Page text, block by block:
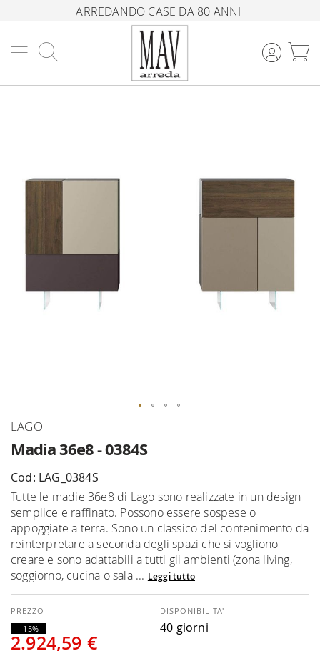
ARREDANDO CASE DA 80 ANNI
Madia 36e8 - 0384S
LAGO
Cod: LAG_0384S
Tutte le madie 36e8 di Lago sono realizzate in un design
semplice e raffinato. Possono essere sospese o
appoggiate a terra. Sono un classico del contenimento da
reinterpretare a seconda degli spazi che si vogliono
creare e sono adattabili a tutti gli ambienti (zona living,
soggiorno, cucina o sala ... Leggi tutto
2.924,59 €
- 15%
DISPONIBILITA'
40 giorni
Vai
della
galleria
di
immagini